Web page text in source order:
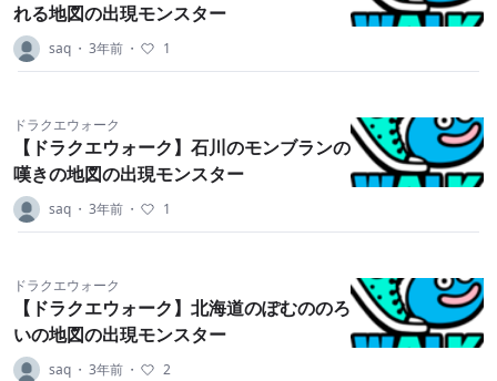
れる地図の出現モンスター
saq ・ 3年前 ・ 1
ドラクエウォーク
【ドラクエウォーク】石川のモンブランの
嘆きの地図の出現モンスター
saq ・ 3年前 ・ 1
ドラクエウォーク
【ドラクエウォーク】北海道のぽむののろ
いの地図の出現モンスター
saq ・ 3年前 ・ 2